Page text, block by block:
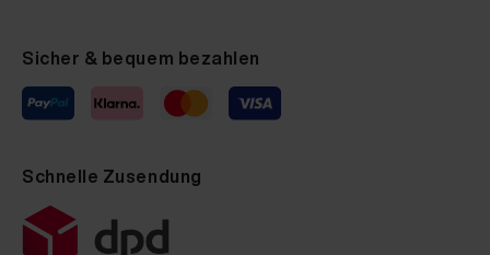
Sicher & bequem bezahlen
Schnelle Zusendung